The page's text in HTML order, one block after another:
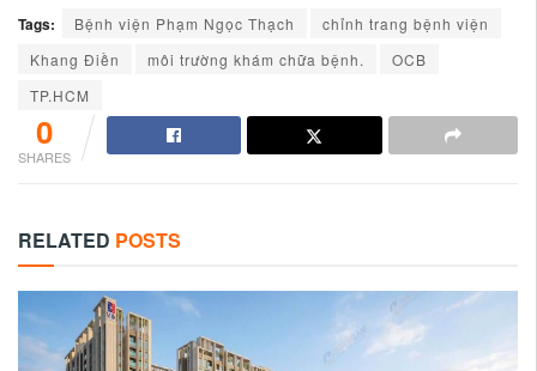
Tags: Bệnh viện Phạm Ngọc Thạch
chỉnh trang bệnh viện
Khang Điền
môi trường khám chữa bệnh.
OCB
TP.HCM
0
SHARES
RELATED POSTS